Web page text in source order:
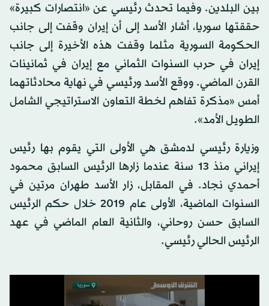
بين البلدين. وفيما تحدث رئيسي عن «انتصارات كبيرة»
حققتها سوريا، أشار الأسد إلى أن إيران وقفت إلى جانب
الحكومة السورية مثلما وقفت هذه الأخيرة إلى جانب
إيران في حرب السنوات الثماني مع إيران في ثمانينات
القرن الماضي. ووقع الأسد ورئيسي في نهاية محادثاتهما
أمس «مذكرة تفاهم لخطة التعاون الاستراتيجي الشامل
الطويل الأمد».
وزيارة رئيسي لدمشق هي الأولى التي يقوم بها رئيس
إيراني منذ 13 سنة عندما زارها الرئيس السابق محمود
أحمدي نجاد. في المقابل، زار الأسد طهران مرتين في
السنوات الماضية، الأولى عام 2019 خلال حكم الرئيس
السابق حسن روحاني، والثانية العام الماضي في عهد
الرئيس الحالي رئيسي.